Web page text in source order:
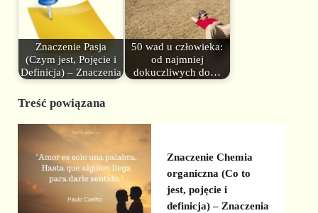
Znaczenie Pasja
(Czym jest, Pojęcie i
Definicja) – Znaczenia
50 wad u człowieka:
od najmniej
dokuczliwych do…
Treść powiązana
Znaczenie Chemia
organiczna (Co to
jest, pojęcie i
definicja) – Znaczenia